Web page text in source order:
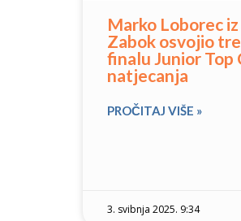
Marko Loborec
Zabok osvojio
finalu Junior Top
natjecanja
PROČITAJ VIŠE »
3. svibnja 2025. 9:34